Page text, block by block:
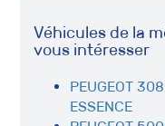
Véhicules de la
vous intéresser
PEUGEOT
ESSENCE